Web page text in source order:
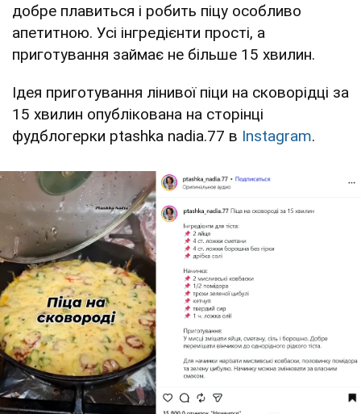
добре плавиться і робить піцу особливо
апетитною. Усі інгредієнти прості, а
приготування займає не більше 15 хвилин.
Ідея приготування лінивої піци на сковорідці за
15 хвилин опублікована на сторінці
фудблогерки ptashka nadia.77 в Instagram.